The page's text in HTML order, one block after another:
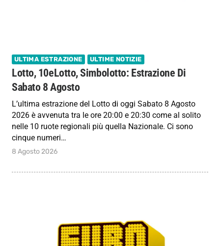
ULTIMA ESTRAZIONE ULTIME NOTIZIE
Lotto, 10eLotto, Simbolotto: Estrazione Di
Sabato 8 Agosto
L’ultima estrazione del Lotto di oggi Sabato 8 Agosto
2026 è avvenuta tra le ore 20:00 e 20:30 come al solito
nelle 10 ruote regionali più quella Nazionale. Ci sono
cinque numeri…
8 Agosto 2026